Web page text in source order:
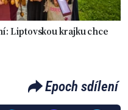
Liptovskou krajku chce
Epoch sdílení